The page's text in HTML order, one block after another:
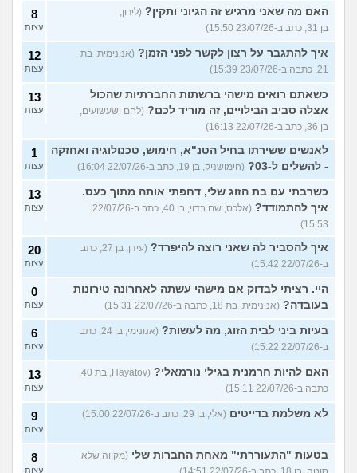
האם מה שאני מרגיש זה הגיוני ותקין? (לירון,
בן 31, כתב ב-23/07/26 15:50)
8
עצות
איך להתגבר על רצון לקשר לפני הזמן? (אנונימית, בת
21, כתבה ב-23/07/26 15:39)
12
עצות
כשאתם רואים מישהי ברשתות החברתיות שהכול
אצלה סביב הבילויים, זה מוריד לכם? (לחם ושעשועים,
בן 36, כתב ב-22/07/26 16:13)
13
עצות
לאנשים ששירתו בחיל הטנ"א, חימוש, טכנולוגיה ואחזקה
- להשלים ל-03?
(חימושניק, בן 19, כתב ב-22/07/26 16:04)
1
עצות
כשרבתי עם בת הזוג שלי, דחפתי אותה מתוך כעס.
איך להתמודד?
(אלכס, שם בדוי, בן 40, כתב ב-22/07/26
15:53)
13
עצות
איך להסביר לה שאני רוצה להיפרד?
(עידן, בן 27, כתב
ב-22/07/26 15:42)
20
עצות
היי. רציתי לבדוק אם מישהי עשתה לאחרונה טירונות
בעובדה? (אנונימית, בת 18, כתבה ב-22/07/26 15:31)
0
עצות
בעיות ביני לבית הזוג, מה לעשות?
(אנונימי, בן 24, כתב
ב-22/07/26 15:22)
6
עצות
האם להיות חרמנית בגילי נורמאלי?
(Hayatov, בת 40,
כתבה ב-22/07/26 15:11)
13
עצות
לא משלמת בדייטים (אלי, בן 29, כתב ב-22/07/26 15:00) 9
עצות
בטעות "התעוררתי" מאחת החברות שלי (מקווה שלא
8
עצות